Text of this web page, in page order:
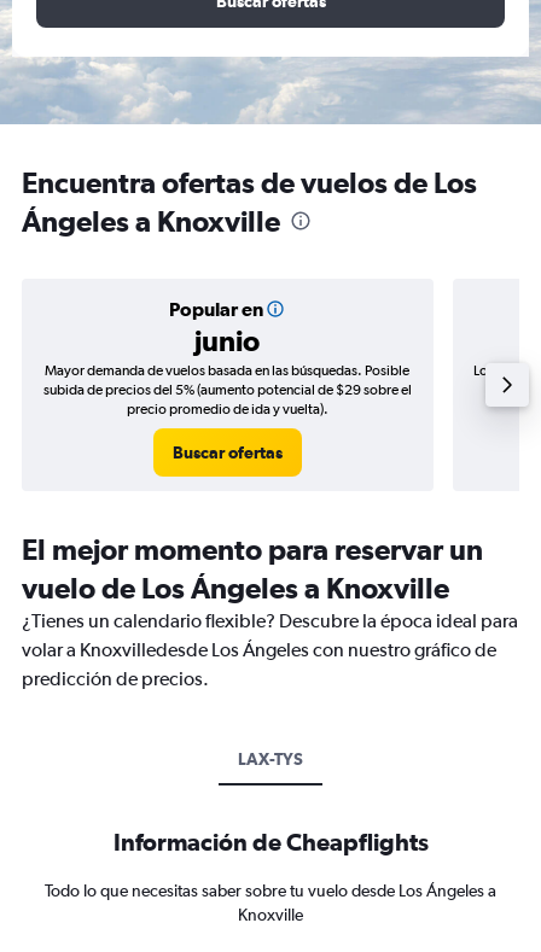
Encuentra ofertas de vuelos de Los
Ángeles a Knoxville
Popular en
junio
Mayor demanda de vuelos basada en las búsquedas. Posible
subida de precios del 5% (aumento potencial de $29 sobre el
precio promedio de ida y vuelta).
Buscar ofertas
Los
de
El mejor momento para reservar un
vuelo de Los Ángeles a Knoxville
¿Tienes un calendario flexible? Descubre la época ideal para
volar a Knoxvilledesde Los Ángeles con nuestro gráfico de
predicción de precios.
LAX-TYS
Información de Cheapflights
Todo lo que necesitas saber sobre tu vuelo desde Los Ángeles a
Knoxville